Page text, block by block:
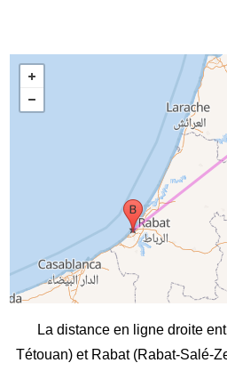
La distance en ligne droite
Tétouan) et Rabat (Rabat-Salé-